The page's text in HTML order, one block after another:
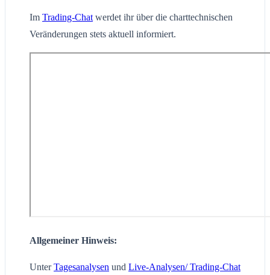
Im Trading-Chat werdet ihr über die charttechnischen
Veränderungen stets aktuell informiert.
Allgemeiner Hinweis:
UnterTagesanalysen und Live-Analysen/ Trading-Chat